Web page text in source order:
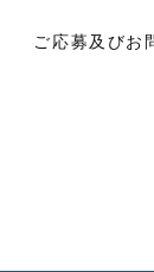
ご応募及びお